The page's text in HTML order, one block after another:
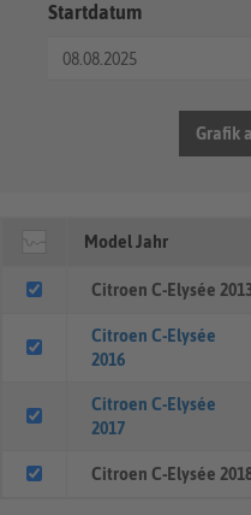
Startdatum
Grafik
Model Jahr
Citroen C-Elysée
Citroen C-Elysée
2016
Citroen C-Elysée
2017
Citroen C-Elysée